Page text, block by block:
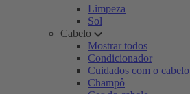
Limpeza
Sol
Cabelo
Mostrar todos
Condicionador
Cuidados com o cabelo
Champô